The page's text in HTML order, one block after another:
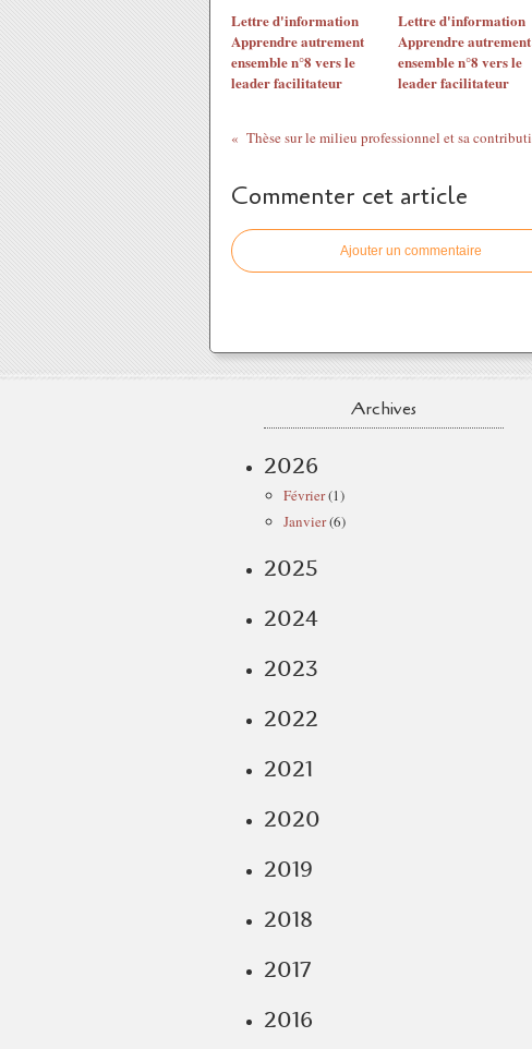
Lettre d'information
Apprendre autrement
ensemble n°8 vers le
leader facilitateur
Lettre d'information
Apprendre autrement
ensemble n°8 vers le
leader facilitateur
Commenter cet article
Ajouter un commentaire
Archives
2026
Février(1)
Janvier(6)
2025
2024
2023
2022
2021
2020
2019
2018
2017
2016